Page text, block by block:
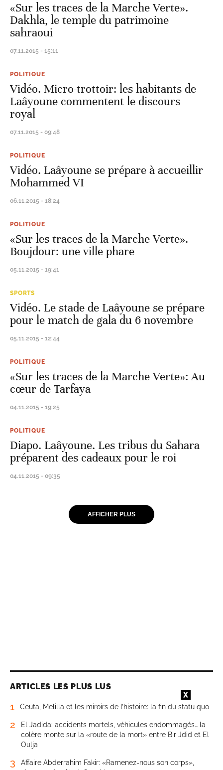
«Sur les traces de la Marche Verte».
Dakhla, le temple du patrimoine
sahraoui
07.11.2015 - 15:11
POLITIQUE
Vidéo. Micro-trottoir: les habitants de
Laâyoune commentent le discours
royal
07.11.2015 - 09:48
POLITIQUE
Vidéo. Laâyoune se prépare à accueillir
Mohammed VI
06.11.2015 - 18:24
POLITIQUE
«Sur les traces de la Marche Verte».
Boujdour: une ville phare
05.11.2015 - 19:41
SPORTS
Vidéo. Le stade de Laâyoune se prépare
pour le match de gala du 6 novembre
05.11.2015 - 12:44
POLITIQUE
«Sur les traces de la Marche Verte»: Au
cœur de Tarfaya
04.11.2015 - 19:25
POLITIQUE
Diapo. Laâyoune. Les tribus du Sahara
préparent des cadeaux pour le roi
04.11.2015 - 09:35
AFFICHER PLUS
ARTICLES LES PLUS LUS
1 Ceuta, Melilla et les miroirs de l’histoire: la fin du statu quo
2
El Jadida: accidents mortels, véhicules endommagés… la
colère monte sur la «route de la mort» entre Bir Jdid et El
Oulja
3
Affaire Abderrahim Fakir: «Ramenez-nous son corps»,